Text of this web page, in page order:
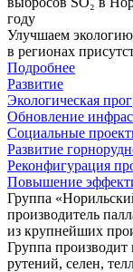
году
Улучшаем экологию
в регионах
Подробнее
Развитие
Экологическая
Обновление
Социальные
Развитие
Реконфигурация
Повышение
Группа
производитель
из крупнейших
Группа производит
рутений, селен,